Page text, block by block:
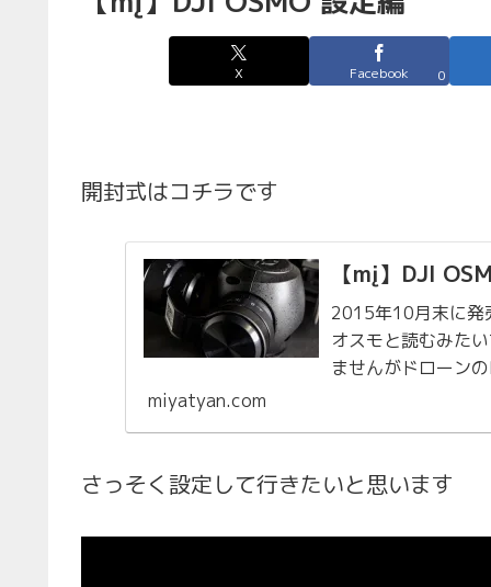
X Facebook 0
開封式はコチラです
【mį】DJI
2015年10月末に発
オスモと読むみた
ませんがドローン
miyatyan.com
さっそく設定して行きたいと思います